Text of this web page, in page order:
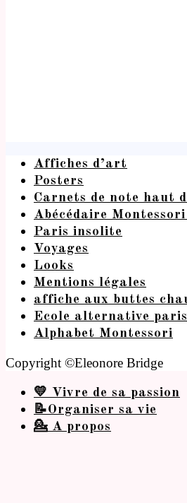
Affiches d’art
Posters
Carnets de note haut
Abécédaire
Paris insolite
Voyages
Looks
Mentions légales
affiche aux buttes
Ecole alternative paris
Alphabet Montessori
Copyright ©Eleonore Bridge
💛 Vivre de sa passion
📝Organiser sa vie
💁 A propos